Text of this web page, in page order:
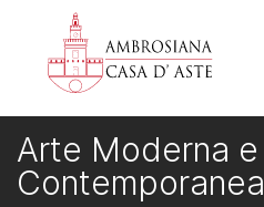
Arte Moderna e
Contemporanea